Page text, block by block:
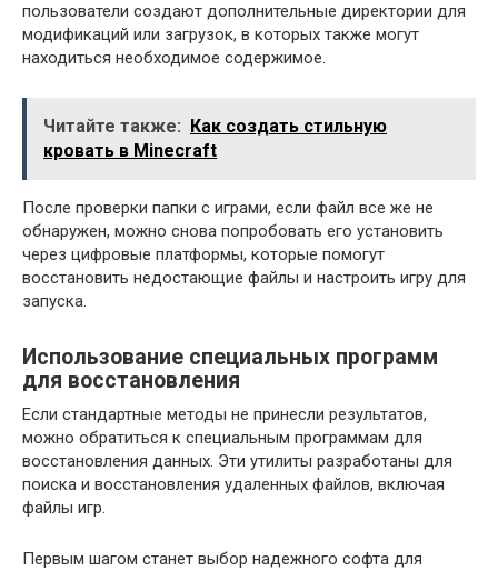
пользователи создают дополнительные директории для
модификаций или загрузок, в которых также могут
находиться необходимое содержимое.
Читайте также:
Как создать стильную
кровать в Minecraft
После проверки папки с играми, если файл все же не
обнаружен, можно снова попробовать его установить
через цифровые платформы, которые помогут
восстановить недостающие файлы и настроить игру для
запуска.
Использование специальных программ
для восстановления
Если стандартные методы не принесли результатов,
можно обратиться к специальным программам для
восстановления данных. Эти утилиты разработаны для
поиска и восстановления удаленных файлов, включая
файлы игр.
Первым шагом станет выбор надежного софта для